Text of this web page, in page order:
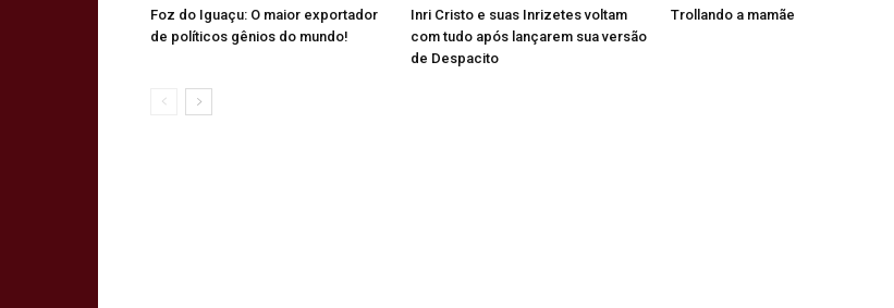
Foz do Iguaçu: O maior exportador
de políticos gênios do mundo!
Inri Cristo e suas Inrizetes voltam
com tudo após lançarem sua versão
de Despacito
Trollando a mamãe